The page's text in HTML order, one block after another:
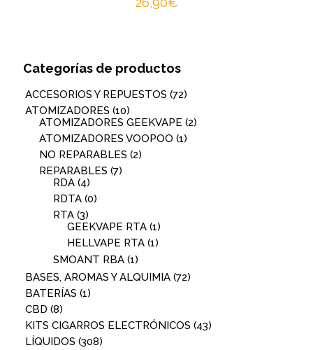
Categorías de productos
ACCESORIOS Y REPUESTOS (72)
ATOMIZADORES (10)
ATOMIZADORES GEEKVAPE (2)
ATOMIZADORES VOOPOO (1)
NO REPARABLES (2)
REPARABLES (7)
RDA (4)
RDTA (0)
RTA (3)
GEEKVAPE RTA (1)
HELLVAPE RTA (1)
SMOANT RBA (1)
BASES, AROMAS Y ALQUIMIA (72)
BATERÍAS (1)
CBD (8)
KITS CIGARROS ELECTRÓNICOS (43)
LÍQUIDOS (308)